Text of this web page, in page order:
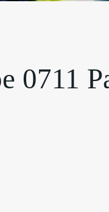
0711